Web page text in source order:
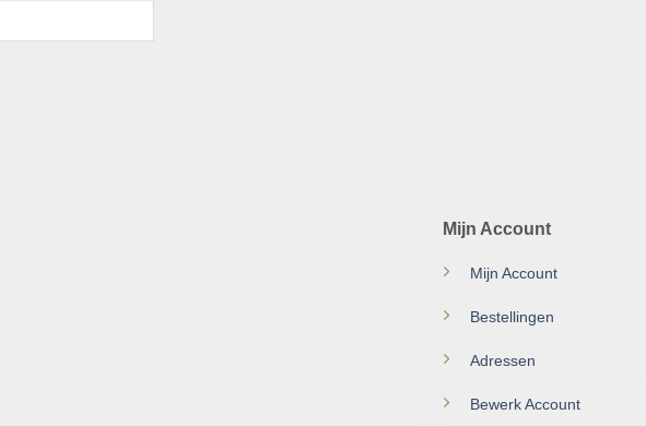
Mijn Account
Mijn Account
Bestellingen
Adressen
Bewerk Account